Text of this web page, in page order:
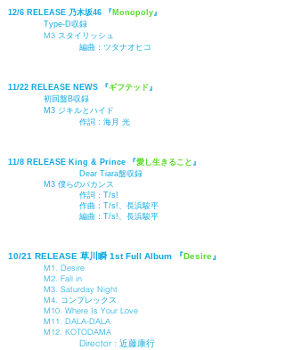
12/6 RELEASE 乃木坂46 『Monopoly』
Type-D収録
M3 スタイリッシュ
編曲： ツタナオヒコ
11/22 RELEASE NEWS 『ギフテッド 』
初回盤B収録
M3 ジキルとハイド
作詞 : 海月 光
11/8 RELEASE King & Prince 『愛し生きること 』
Dear Tiara盤収録
M3 僕らのバカンス
作詞：T/s!
作曲： T/s!​ 、長浜駿平
編曲： T/s!​ 、 長浜駿平​
10/21 RELEASE 草川瞬 1st Full Album 『Desire』
M1. Desire
M2. Fall in
M3. Saturday Night
M4. コンプレックス
M10. Where Is Your Love
M11. DALA-DALA
M12. KOTODAMA
Director : 近藤康行